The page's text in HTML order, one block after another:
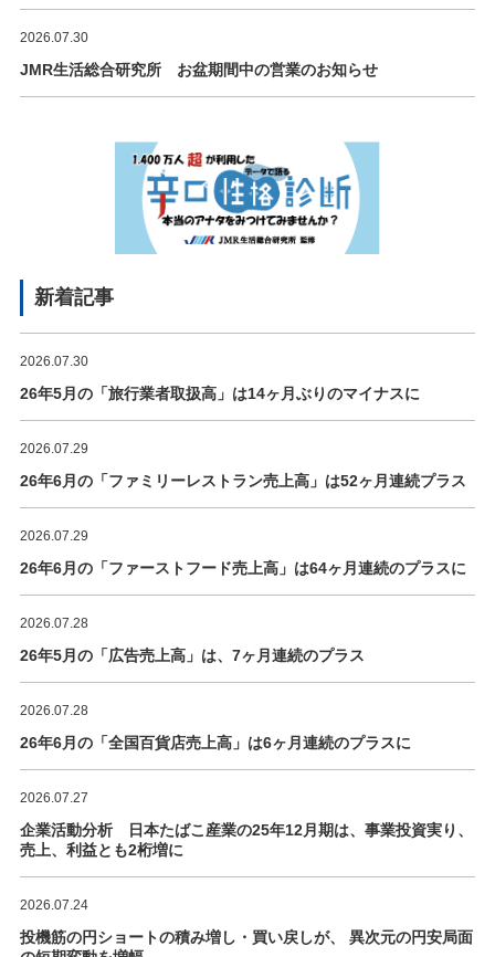
2026.07.30
JMR生活総合研究所 お盆期間中の営業のお知らせ
新着記事
2026.07.30
26年5月の「旅行業者取扱高」は14ヶ月ぶりのマイナスに
2026.07.29
26年6月の「ファミリーレストラン売上高」は52ヶ月連続プラス
2026.07.29
26年6月の「ファーストフード売上高」は64ヶ月連続のプラスに
2026.07.28
26年5月の「広告売上高」は、7ヶ月連続のプラス
2026.07.28
26年6月の「全国百貨店売上高」は6ヶ月連続のプラスに
2026.07.27
企業活動分析 日本たばこ産業の25年12月期は、事業投資実り、
売上、利益とも2桁増に
2026.07.24
投機筋の円ショートの積み増し・買い戻しが、 異次元の円安局面